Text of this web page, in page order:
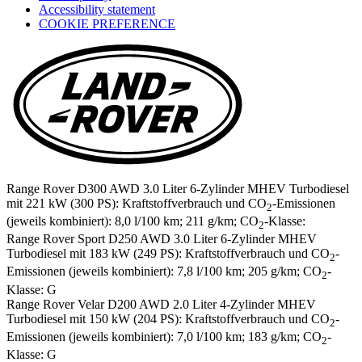
in
a
tab)
Accessibility statement
COOKIE PREFERENCE
Range Rover D300 AWD 3.0 Liter 6-Zylinder MHEV Turbodiesel
mit 221 kW (300 PS): Kraftstoffverbrauch und CO2-Emissionen
(jeweils kombiniert): 8,0 l/100 km; 211 g/km; CO2-Klasse:
Range Rover Sport D250 AWD 3.0 Liter 6-Zylinder MHEV
Turbodiesel mit 183 kW (249 PS): Kraftstoffverbrauch und CO2-
Emissionen (jeweils kombiniert): 7,8 l/100 km; 205 g/km; CO2-
Klasse: G
Range Rover Velar D200 AWD 2.0 Liter 4-Zylinder MHEV
Turbodiesel mit 150 kW (204 PS): Kraftstoffverbrauch und CO2-
Emissionen (jeweils kombiniert): 7,0 l/100 km; 183 g/km; CO2-
Klasse: G